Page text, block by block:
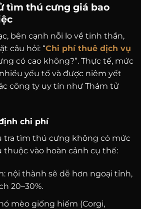
tìm thú cưng giá bao
bên cạnh nỗi lo về tinh thần,
câu hỏi: “Chi phí thuê dịch vụ
có cao không?”. Thực tế, mức
yếu tố và được niêm yết
công ty uy tín như Thám tử
chi phí
tra tìm thú cưng không có mức
thuộc vào hoàn cảnh cụ thể:
nội thành sẽ dễ hơn ngoại tỉnh,
20–30%.
mèo giống hiếm (Corgi,